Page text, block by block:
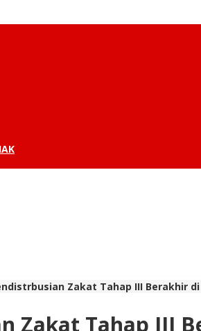
Zakat Tahap III Berakhir
Zakat Tahap III